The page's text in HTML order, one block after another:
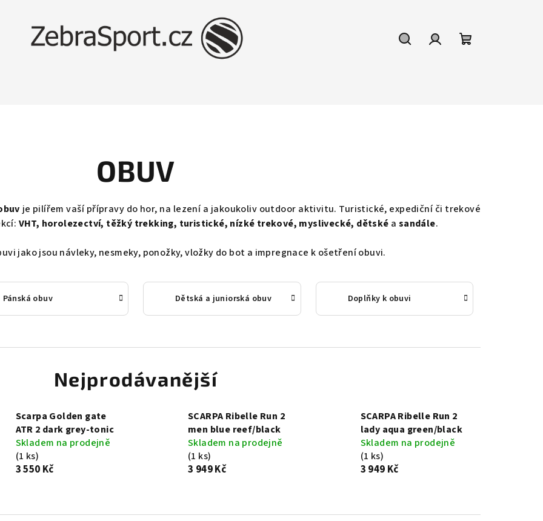
OBUV
je pilířem vaší přípravy do hor, na lezení a jakoukoliv outdoor aktivitu. Turistické, expediční či trekové
VHT, horolezectví, těžký trekking, turistické, nízké trekové, myslivecké, dětské a sandále.
jako jsou návleky, nesmeky, ponožky, vložky do bot a impregnace k ošetření obuvi.
Pánská obuv Dětská a juniorská obuv Doplňky k obuvi
Nejprodávanější
Scarpa Golden gate
ATR 2 dark grey-tonic
Skladem na prodejně
(1 ks)
3 550 Kč
SCARPA Ribelle Run 2
men blue reef/black
Skladem na prodejně
(1 ks)
3 949 Kč
SCARPA Ribelle Run 2
lady aqua green/black
Skladem na prodejně
(1 ks)
3 949 Kč